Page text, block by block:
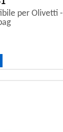
per Olivetti -